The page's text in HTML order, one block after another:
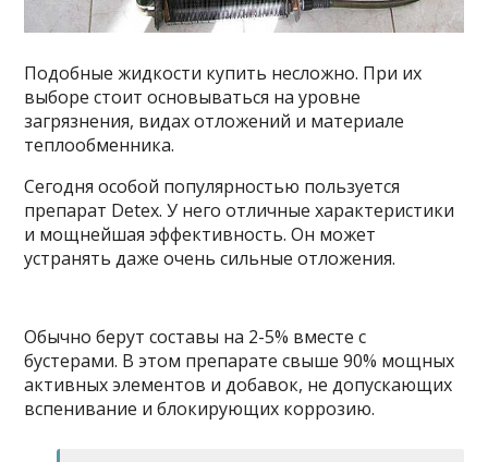
Подобные жидкости купить несложно. При их
выборе стоит основываться на уровне
загрязнения, видах отложений и материале
теплообменника.
Сегодня особой популярностью пользуется
препарат Detex. У него отличные характеристики
и мощнейшая эффективность. Он может
устранять даже очень сильные отложения.
Обычно берут составы на 2-5% вместе с
бустерами. В этом препарате свыше 90% мощных
активных элементов и добавок, не допускающих
вспенивание и блокирующих коррозию.